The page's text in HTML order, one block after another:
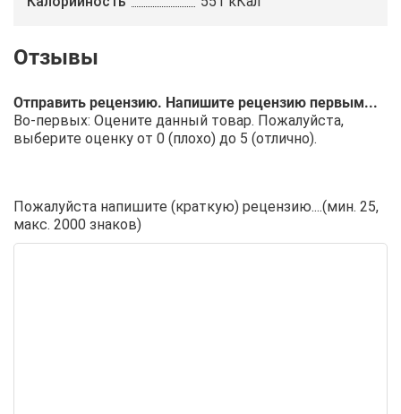
Отправить рецензию. Напишите рецензию первым...
Во-первых: Оцените данный товар. Пожалуйста,
выберите оценку от 0 (плохо) до 5 (отлично).
Пожалуйста напишите (краткую) рецензию....(мин. 25,
макс. 2000 знаков)